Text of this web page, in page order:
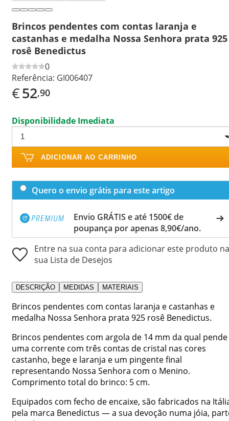
Brincos pendentes com contas laranja e
castanhas e medalha Nossa Senhora prata 925
rosê Benedictus
0
Referência: GI006407
€52,90
Disponibilidade Imediata
ADICIONAR AO CARRINHO
Quero o envio grátis para este artigo
Envio GRÁTIS e até 1500€ de
poupança por apenas 8,90€/ano.
Entre na sua conta para adicionar este produto na
sua Lista de Desejos
DESCRIÇÃO MEDIDAS MATERIAIS
Brincos pendentes com contas laranja e castanhas e
medalha Nossa Senhora prata 925 rosê Benedictus.
Brincos pendentes com argola de 14 mm da qual pende
uma corrente com três contas de cristal nas cores
castanho, bege e laranja e um pingente final
representando Nossa Senhora com o Menino.
Comprimento total do brinco: 5 cm.
Equipados com fecho de encaixe, são fabricados na
pela marca Benedictus — a sua devoção numa jóia,